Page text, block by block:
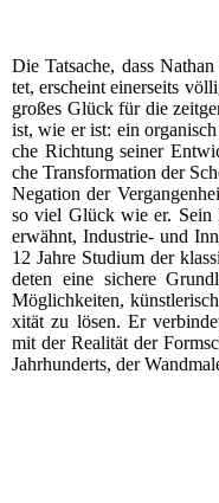
Die Tat­sa­che, dass
tet, erscheint einer­seits
gro­ßes Glück für die
ist, wie er ist: ein
che Rich­tung sei­ner
che Trans­for­ma­ti­on der
Nega­ti­on der
so viel Glück wie er. Sein
erwähnt, Indus­trie- und
12 Jah­re Stu­di­um der
de­ten eine siche­re
Mög­lich­kei­ten,
xi­tät zu lösen. Er
mit der Rea­li­tät der
Jahr­hun­derts, der